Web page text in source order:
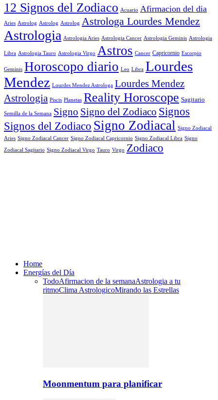
12 Signos del Zodiaco Acuario Afirmacion del dia
Aries Astrolog Astrolog Astrolog Astrologa Lourdes Mendez
Astrologia Astrologia Aries Astrologia Cancer Astrologia Geminis Astrologia
Libra Astrologia Tauro Astrologia Virgo Astros Cancer Capricornio Escorpio
Geminis Horoscopo diario Leo Libra Lourdes
Mendez Lourdes Mendez Astrologa Lourdes Mendez
Astrologia Piscis Planetas Reality Horoscope Sagitario
Semilla de la Semana Signo Signo del Zodiaco Signos
Signos del Zodiaco Signo Zodiacal Signo Zodiacal
Aries Signo Zodiacal Cancer Signo Zodiacal Capricornio Signo Zodiacal Libra Signo
Zodiacal Sagitario Signo Zodiacal Virgo Tauro Virgo Zodiaco
Home
Energías del Día
TodoAfirmacion de la semanaAstrologia a tu
ritmoClima AstrologicoMirando las Estrellas
Moonmentum para planificar